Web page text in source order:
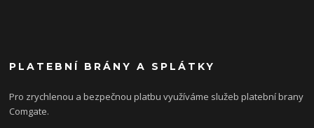
PLATEBNÍ BRÁNY A SPLÁTKY
Pro zrychlenou a bezpečnou platbu využíváme služeb platební brany
Comgate.